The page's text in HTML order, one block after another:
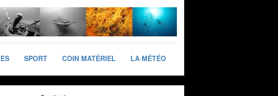
SPORT COIN MATÉRIEL LA MÉTÉO